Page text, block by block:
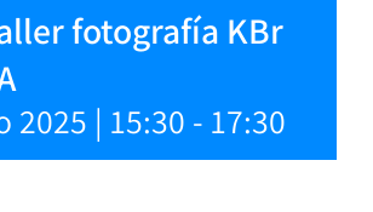
fotografía KBr
2025 | 15:30 - 17:30